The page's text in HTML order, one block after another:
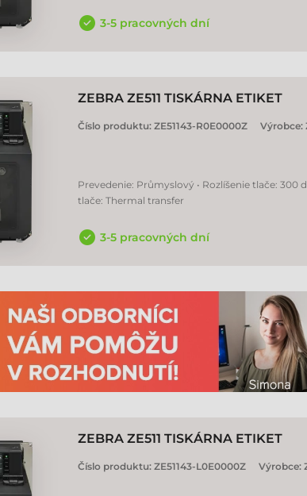
3-5 pracovných dní
ZEBRA ZE511 TISKÁRNA ETIKET
Číslo produktu: ZE51143-R0E0000Z Výrobce:
Prevedenie: Průmyslový • Rozlíšenie tlače: 300
tlače: Thermal transfer
3-5 pracovných dní
ZEBRA ZE511 TISKÁRNA ETIKET
Číslo produktu: ZE51143-L0E0000Z Výrobce: